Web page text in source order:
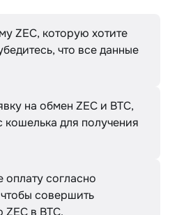
ZEC, которую хотите
что все данные
на обмен ZEC и BTC,
кошелька для получения
оплату согласно
совершить
в BTC.